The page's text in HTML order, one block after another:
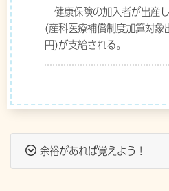
健康保険の加入者が出産
(産科医療補償制度加算対
円)が支給される。
余裕があれば覚えよう！